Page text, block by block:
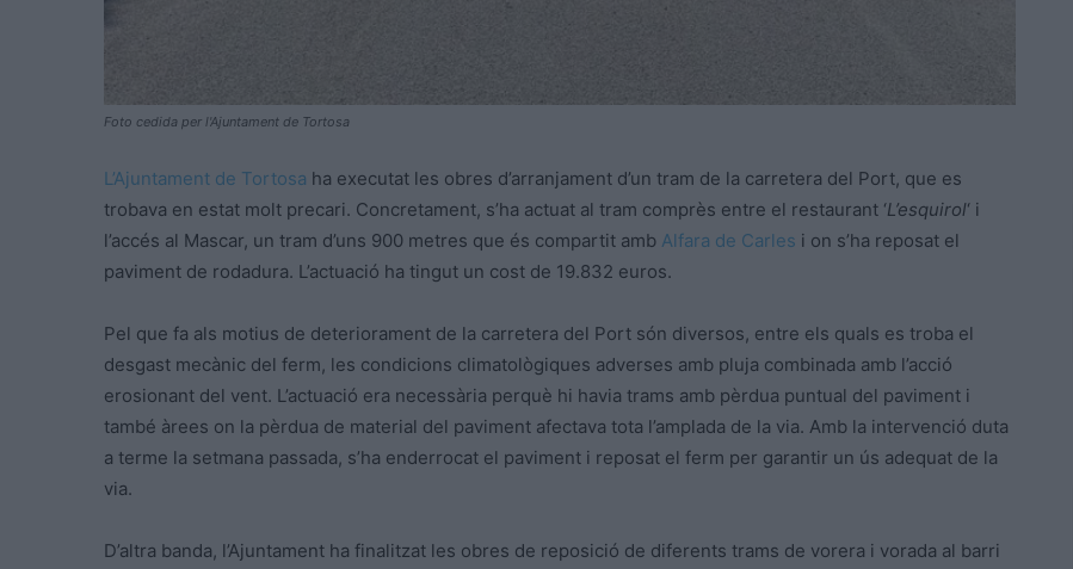
Foto cedida per l'Ajuntament de Tortosa
L’Ajuntament de Tortosa ha executat les obres d’arranjament d’un tram de la carretera del Port, que es
trobava en estat molt precari. Concretament, s’ha actuat al tram comprès entre el restaurant ‘L’esquirol‘ i
l’accés al Mascar, un tram d’uns 900 metres que és compartit amb Alfara de Carles i on s’ha reposat el
paviment de rodadura. L’actuació ha tingut un cost de 19.832 euros.
Pel que fa als motius de deteriorament de la carretera del Port són diversos, entre els quals es troba el
desgast mecànic del ferm, les condicions climatològiques adverses amb pluja combinada amb l’acció
erosionant del vent. L’actuació era necessària perquè hi havia trams amb pèrdua puntual del paviment i
també àrees on la pèrdua de material del paviment afectava tota l’amplada de la via. Amb la intervenció duta
a terme la setmana passada, s’ha enderrocat el paviment i reposat el ferm per garantir un ús adequat de la
via.
D’altra banda, l’Ajuntament ha finalitzat les obres de reposició de diferents trams de vorera i vorada al barri